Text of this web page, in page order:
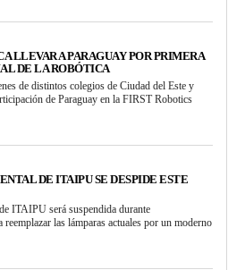
LLEVAR A PARAGUAY POR PRIMERA
DE LA ROBÓTICA
de distintos colegios de Ciudad del Este y
de Paraguay en la FIRST Robotics
DE ITAIPU SE DESPIDE ESTE
ITAIPU será suspendida durante
reemplazar las lámparas actuales por un moderno